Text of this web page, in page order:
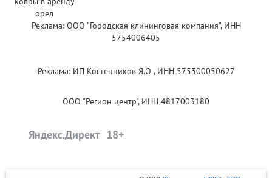
Реклама: ООО "Городская клининговая компания", ИНН
5754006405
Реклама: ИП Костенников Я.О , ИНН 575300050627
ООО "Регион центр", ИНН 4817003180
Яндекс.Директ